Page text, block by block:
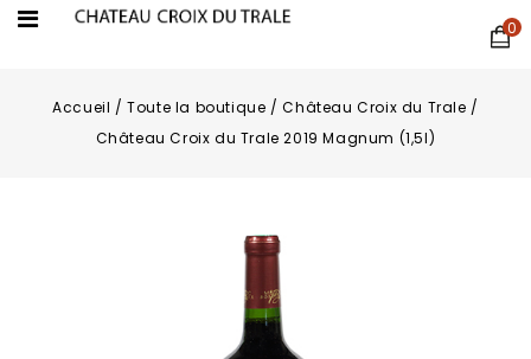
0
Accueil /Toute la boutique /Château Croix du Trale /
Château Croix du Trale 2019 Magnum (1,5l)